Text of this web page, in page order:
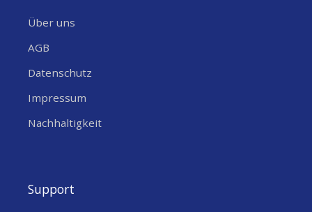
Über uns
AGB
Datenschutz
Impressum
Nachhaltigkeit
Support